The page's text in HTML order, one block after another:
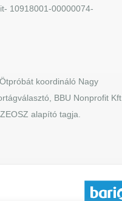
10918001-00000074-
koordináló Nagy
BBU Nonprofit Kft.
alapító tagja.